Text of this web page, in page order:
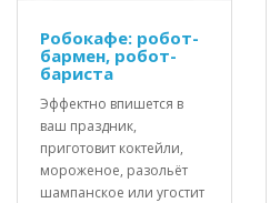
Робокафе: робот-
бармен, робот-
бариста
Эффектно впишется в
ваш праздник,
приготовит коктейли,
мороженое, разольёт
шампанское или угостит